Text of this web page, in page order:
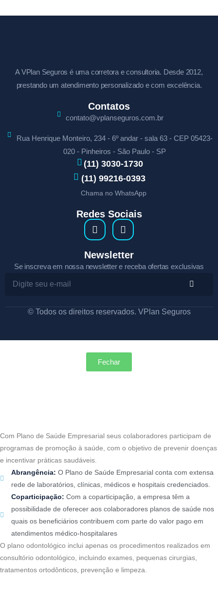
A VPlan Seguros é uma corretora e consultoria. Desde 2012,
prestando um atendimento personalizado e com excelência.
Contatos
contato@vplanseguros.com.br
Rua Henrique Monteiro, 234 - 6º andar - sala 63 - CEP 05423-
020 - Pinheiros - São Paulo - SP
(11) 3030-1730
(11) 99216-0393
Chama no WhatsApp
Redes Sociais
Newsletter
Se inscreva em nossa newsletter e receba ofertas exclusivas
© Todos os direitos reservados. VPlan Seguros
Fechar
Com Plano de Saúde Empresarial seus colaboradores participam de
programas de promoção à saúde, com o objetivo de prevenir doenças
e incentivar práticas saudáveis.
Abrangência: O Plano de Saúde Empresarial conta com extensa
rede de laboratórios, clínicas, médicos e hospitais credenciados.
Coparticipação: Com a coparticipação, a empresa têm a
possibilidade de oferecer aos colaboradores planos de saúde nos
quais os beneficiários contribuem com parte do valor pago em
atendimentos médico-hospitalares
O plano odontológico inclui apenas os procedimentos realizados em
consultório odontológico, incluindo exames, pequenas cirurgias,
tratamentos ortodônticos, prevenção e limpeza.